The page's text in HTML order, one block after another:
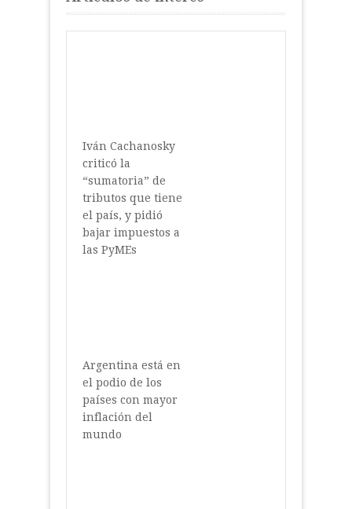
Iván Cachanosky
criticó la
“sumatoria” de
tributos que tiene
el país, y pidió
bajar impuestos a
las PyMEs
Argentina está en
el podio de los
países con mayor
inflación del
mundo